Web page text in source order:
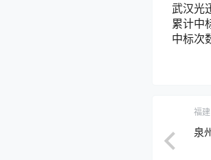
武汉光
累计中
中标次
福建
泉